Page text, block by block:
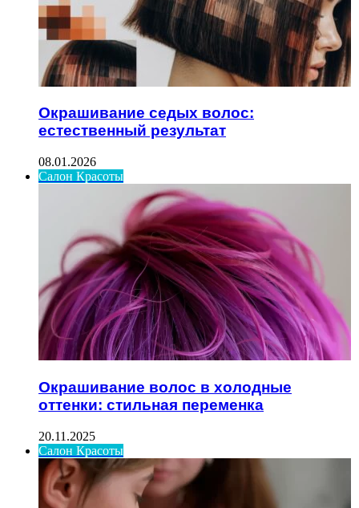
Окрашивание седых волос:
естественный результат
08.01.2026
Салон Красоты
Окрашивание волос в холодные
оттенки: стильная переменка
20.11.2025
Салон Красоты